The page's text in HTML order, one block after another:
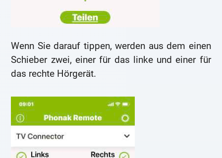
Wenn Sie darauf tippen, werden aus dem einen
Schieber zwei, einer für das linke und einer für
das rechte Hörgerät.